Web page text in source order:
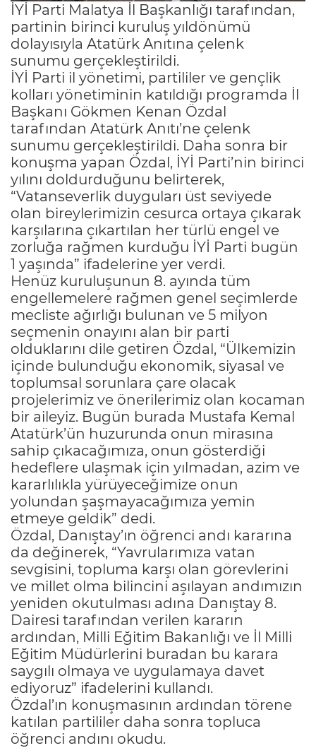
İYİ Parti Malatya İl Başkanlığı tarafından,
partinin birinci kuruluş yıldönümü
dolayısıyla Atatürk Anıtına çelenk
sunumu gerçekleştirildi.
İYİ Parti il yönetimi, partililer ve gençlik
kolları yönetiminin katıldığı programda İl
Başkanı Gökmen Kenan Özdal
tarafından Atatürk Anıtı’ne çelenk
sunumu gerçekleştirildi. Daha sonra bir
konuşma yapan Özdal, İYİ Parti’nin birinci
yılını doldurduğunu belirterek,
“Vatanseverlik duyguları üst seviyede
olan bireylerimizin cesurca ortaya çıkarak
karşılarına çıkartılan her türlü engel ve
zorluğa rağmen kurduğu İYİ Parti bugün
1 yaşında” ifadelerine yer verdi.
Henüz kuruluşunun 8. ayında tüm
engellemelere rağmen genel seçimlerde
mecliste ağırlığı bulunan ve 5 milyon
seçmenin onayını alan bir parti
olduklarını dile getiren Özdal, “Ülkemizin
içinde bulunduğu ekonomik, siyasal ve
toplumsal sorunlara çare olacak
projelerimiz ve önerilerimiz olan kocaman
bir aileyiz. Bugün burada Mustafa Kemal
Atatürk’ün huzurunda onun mirasına
sahip çıkacağımıza, onun gösterdiği
hedeflere ulaşmak için yılmadan, azim ve
kararlılıkla yürüyeceğimize onun
yolundan şaşmayacağımıza yemin
etmeye geldik” dedi.
Özdal, Danıştay’ın öğrenci andı kararına
da değinerek, “Yavrularımıza vatan
sevgisini, topluma karşı olan görevlerini
ve millet olma bilincini aşılayan andımızın
yeniden okutulması adına Danıştay 8.
Dairesi tarafından verilen kararın
ardından, Milli Eğitim Bakanlığı ve İl Milli
Eğitim Müdürlerini buradan bu karara
saygılı olmaya ve uygulamaya davet
ediyoruz” ifadelerini kullandı.
Özdal’ın konuşmasının ardından törene
katılan partililer daha sonra topluca
öğrenci andını okudu.